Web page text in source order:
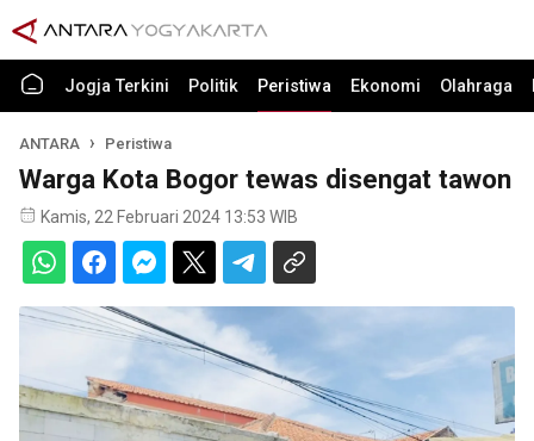
Jogja Terkini Politik Peristiwa Ekonomi Olahraga
ANTARA Peristiwa
Warga Kota Bogor tewas disengat tawon
Kamis, 22 Februari 2024 13:53 WIB